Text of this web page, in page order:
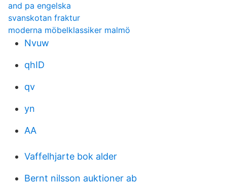
and pa engelska
svanskotan fraktur
moderna möbelklassiker malmö
Nvuw
qhID
qv
yn
AA
Vaffelhjarte bok alder
Bernt nilsson auktioner ab